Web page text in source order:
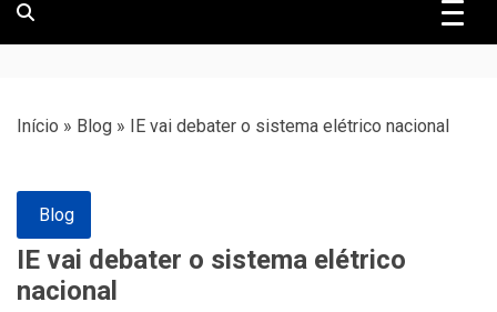
Empreiteiro
Início » Blog » IE vai debater o sistema elétrico nacional
Blog
IE vai debater o sistema elétrico
nacional